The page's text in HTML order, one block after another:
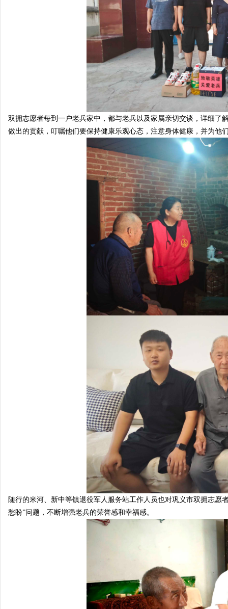
双拥志愿者每到一户老兵家中，都与老兵以及家属亲切交谈，详细
做出的贡献，叮嘱他们要保持健康乐观心态，注意身体健康，并为他
随行的米河、新中等镇退役军人服务站工作人员也对巩义市双拥志
愁盼”问题，不断增强老兵的荣誉感和幸福感。